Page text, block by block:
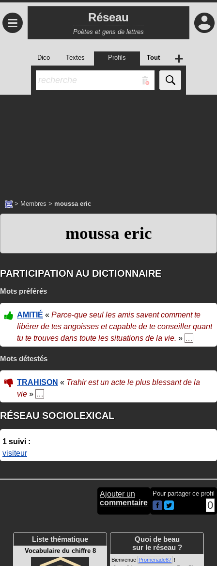
≡ Réseau
Poètes et gens de lettres
Dico Textes Profils Tout +
> Membres > moussa eric
moussa eric
PARTICIPATION AU DICTIONNAIRE
Mots préférés
AMITIÉ « Parce-que seul les amis savent comment te
libérer de tes angoisses et capable de te conseiller quant
tu te trouves dans toute les situations de la vie. » …
Mots détestés
TRAHISON « Trahir est un acte le plus blessant de la
vie » …
RÉSEAU SOCIOLEXICAL
1 suivi :
visiteur
Ajouter un
commentaire
Pour partager ce profil
0
Liste thématique
Vocabulaire du chiffre 8
Quoi de beau
sur le réseau ?
Bienvenue Promenade87 !